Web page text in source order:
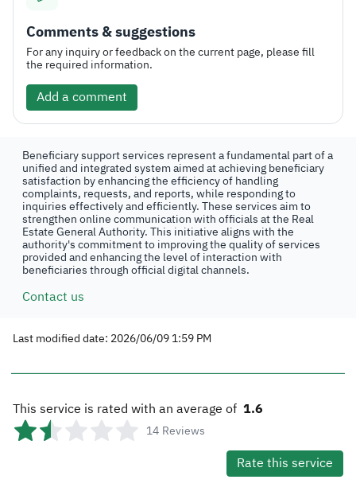
Comments & suggestions
For any inquiry or feedback on the current page, please fill
the required information.
Add a comment
Beneficiary support services represent a fundamental part of a
unified and integrated system aimed at achieving beneficiary
satisfaction by enhancing the efficiency of handling
complaints, requests, and reports, while responding to
inquiries effectively and efficiently. These services aim to
strengthen online communication with officials at the Real
Estate General Authority. This initiative aligns with the
authority's commitment to improving the quality of services
provided and enhancing the level of interaction with
beneficiaries through official digital channels.
Contact us
Last modified date: 2026/06/09 1:59 PM
This service is rated with an average of 1.6
14 Reviews
Rate this service